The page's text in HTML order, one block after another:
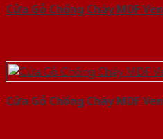
Cửa Gỗ Chống Cháy MDF
Cửa Gỗ Chống Cháy MDF